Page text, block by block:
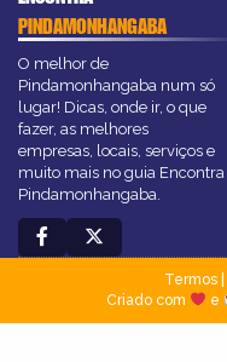
PINDAMONHANGABA
O melhor de
Pindamonhangaba num só
lugar! Dicas, onde ir, o que
fazer, as melhores
empresas, locais, serviços e
muito mais no guia Encontra
Pindamonhangaba.
Termos|
Criado com
e